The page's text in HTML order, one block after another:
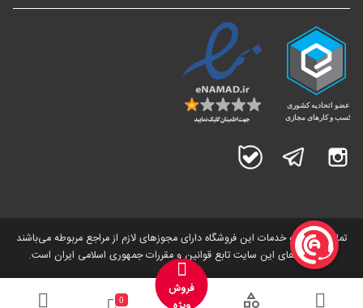
اینستاگرام تلگرام
تمامی کالاها و خدمات این فروشگاه دارای مجوز‌های لازم از مراجع مربوطه می‌باشند
و فعالیت های این سایت تابع قوانین و مقررات جمهوری اسلامی ایران است.
فروش
0